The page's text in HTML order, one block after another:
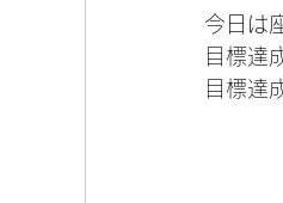
今日は
目標達
目標達